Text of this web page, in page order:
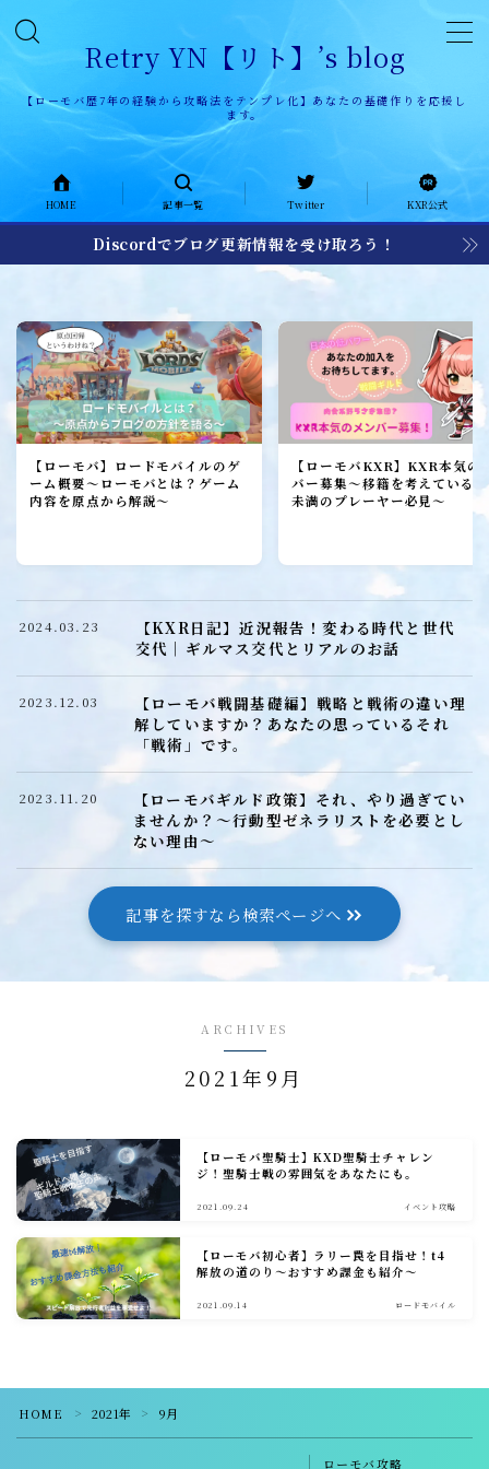
Retry YN【リト】’s blog
【ローモバ歴7年の経験から攻略法をテンプレ化】あなたの基礎作りを応援し
ます。
HOME
記事一覧
KXR history
KXR日記
メンバー募集
加入者レポート
ローモバ攻略
建設
研究
ローモバ戦闘編
戦闘基礎編
戦闘防衛編
戦闘攻撃編
戦闘応用編
ルール
コミュニケーション
募集戦略
外交戦略編
KVK
HOME 記事一覧 Twitter KXR公式
Discordでブログ更新情報を受け取ろう！
【ローモバ】ロードモバイルのゲ
ーム概要～ローモバとは？ゲーム
内容を原点から解説～
【ローモバKXR】KXR本気の
バー募集～移籍を考えている
未満のプレーヤー必見～
【KXR日記】近況報告！変わる時代と世代
交代｜ギルマス交代とリアルのお話
2024.03.23
【ローモバ戦闘基礎編】戦略と戦術の違い理
解していますか？あなたの思っているそれ
「戦術」です。
2023.12.03
【ローモバギルド政策】それ、やり過ぎてい
ませんか？～行動型ゼネラリストを必要とし
ない理由～
2023.11.20
記事を探すなら検索ページへ
ARCHIVES
2021年9月
【ローモバ聖騎士】KXD聖騎士チャレン
ジ！聖騎士戦の雰囲気をあなたにも。
2021.09.24 イベント攻略
【ローモバ初心者】ラリー罠を目指せ！t4
解放の道のり～おすすめ課金も紹介～
2021.09.14 ロードモバイル
HOME ＞ 2021年 ＞ 9月
ローモバ攻略